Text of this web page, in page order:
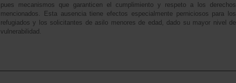
pues mecanismos que garanticen el cumplimiento y respeto a los derechos
mencionados. Esta ausencia tiene efectos especialmente perniciosos para los
refugiados y los solicitantes de asilo menores de edad, dado su mayor nivel de
vulnerabilidad.